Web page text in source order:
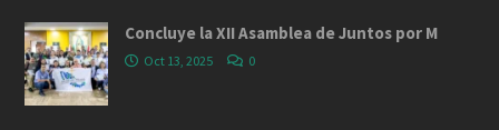
Concluye la XII Asamblea de Juntos por M
Oct 13, 2025 0